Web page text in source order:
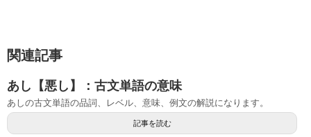
関連記事
あし【悪し】：古文単語の意味
あしの古文単語の品詞、レベル、意味、例文の解説になります。
記事を読む